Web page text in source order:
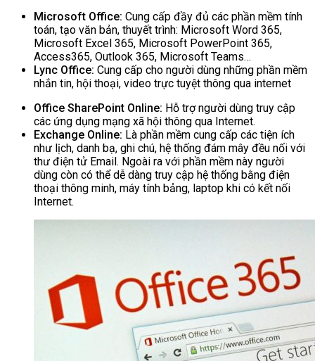
Microsoft Office: Cung cấp đầy đủ các phần mềm tính
toán, tạo văn bản, thuyết trình: Microsoft Word 365,
Microsoft Excel 365, Microsoft PowerPoint 365,
Access365, Outlook 365, Microsoft Teams…
Lync Office: Cung cấp cho người dùng những phần mềm
nhắn tin, hội thoại, video trực tuyệt thông qua internet
Office SharePoint Online: Hỗ trợ người dùng truy cập
các ứng dụng mạng xã hội thông qua Internet.
Exchange Online: Là phần mềm cung cấp các tiện ích
như lịch, danh bạ, ghi chú, hệ thống đám mây đều nối với
thư điện tử Email. Ngoài ra với phần mềm này người
dùng còn có thể dễ dàng truy cập hệ thống bằng điện
thoại thông minh, máy tính bảng, laptop khi có kết nối
Internet.